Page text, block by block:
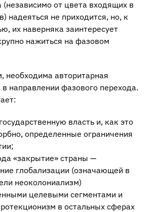
(независимо от цвета входящих в
надеяться не приходится, но, к
их наверняка заинтересует
нажиться на фазовом
необходима авторитарная
направлении фазового перехода.
власть и, как это
определенные ограничения
«закрытие» страны —
глобализации (означающей в
неоколониализм)
целевыми сегментами и
в остальных сферах